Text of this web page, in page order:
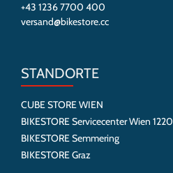
+43 1236 7700 400
versand@bikestore.cc
STANDORTE
CUBE STORE WIEN
BIKESTORE Servicecenter Wien 1220
BIKESTORE Semmering
BIKESTORE Graz